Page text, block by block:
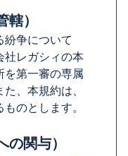
）
紛争について
社レガシィの本
を第一審の専属
、本規約は、
のとします。
関与）